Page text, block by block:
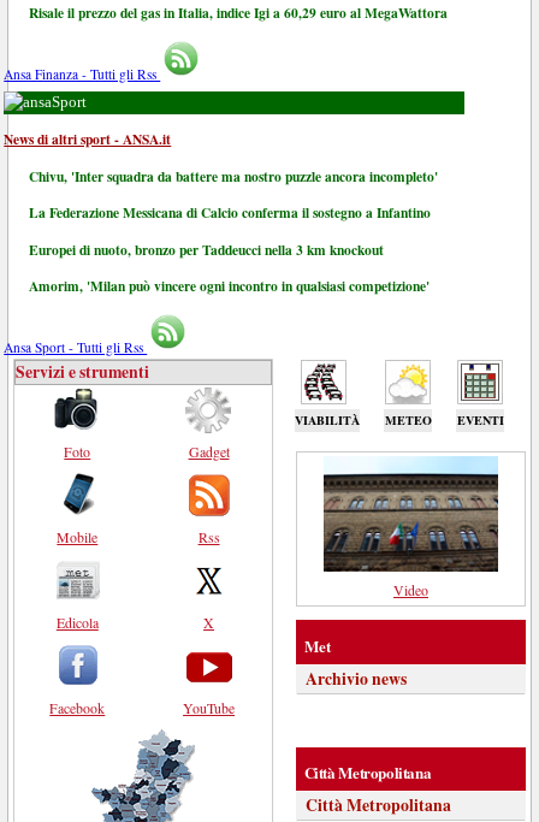
Risale il prezzo del gas in Italia, indice Igi a 60,29 euro al MegaWattora
Ansa Finanza - Tutti gli Rss
Sport
News di altri sport - ANSA.it
Chivu, 'Inter squadra da battere ma nostro puzzle ancora incompleto'
La Federazione Messicana di Calcio conferma il sostegno a Infantino
Europei di nuoto, bronzo per Taddeucci nella 3 km knockout
Amorim, 'Milan può vincere ogni incontro in qualsiasi competizione'
Ansa Sport - Tutti gli Rss
VIABILITÀ METEO EVENTI
Servizi e strumenti
Foto
Mobile
Edicola
Facebook
Gadget
Rss
X
YouTube
Video
Met
Archivio news
Città Metropolitana
Città Metropolitana